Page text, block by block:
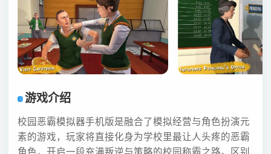
游戏介绍
校园恶霸模拟器手机版是融合了模拟经营与角色扮演元
素的游戏，玩家将直接化身为学校里最让人头疼的恶霸